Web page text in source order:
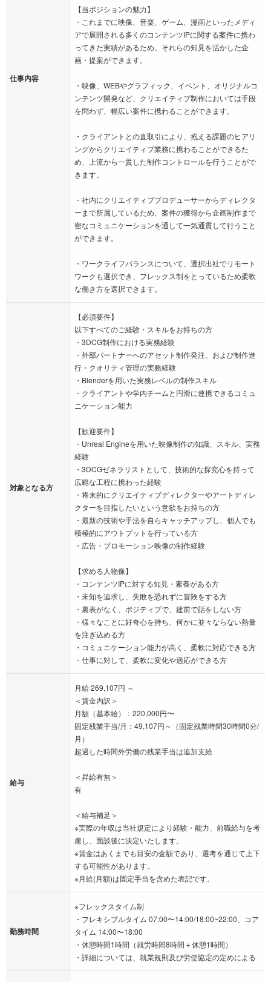
仕事内容
【当ポジションの魅力】
・これまでに映像、音楽、ゲーム、漫画といったメディ
アで展開される多くのコンテンツIPに関する案件に携わ
ってきた実績があるため、それらの知見を活かした企
画・提案ができます。
・映像、WEBやグラフィック、イベント、オリジナルコ
ンテンツ開発など、クリエイティブ制作においては手段
を問わず、幅広い案件に携わることができます。
・クライアントとの直取引により、抱える課題のヒアリ
ングからクリエイティブ業務に携わることができるた
め、上流から一貫した制作コントロールを行うことがで
きます。
・社内にクリエイティブプロデューサーからディレクタ
ーまで所属しているため、案件の獲得から企画制作まで
密なコミュニケーションを通して一気通貫して行うこと
ができます。
・ワークライフバランスについて、選択出社でリモート
ワークも選択でき、フレックス制をとっているため柔軟
な働き方を選択できます。
対象となる方
【必須要件】
以下すべてのご経験・スキルをお持ちの方
・3DCG制作における実務経験
・外部パートナーへのアセット制作発注、および制作進
行・クオリティ管理の実務経験
・Blenderを用いた実務レベルの制作スキル
・クライアントや学内チームと円滑に連携できるコミュ
ニケーション能力
【歓迎要件】
・Unreal Engineを用いた映像制作の知識、スキル、実務
経験
・3DCGゼネラリストとして、技術的な探究心を持って
広範な工程に携わった経験
・将来的にクリエイティブディレクターやアートディレ
クターを目指したいという意欲をお持ちの方
・最新の技術や手法を自らキャッチアップし、個人でも
積極的にアウトプットを行っている方
・広告・プロモーション映像の制作経験
【求める人物像】
・コンテンツIPに対する知見・素養がある方
・未知を追求し、失敗を恐れずに冒険をする方
・裏表がなく、ポジティブで、建前で話をしない方
・様々なことに好奇心を持ち、何かに並々ならない熱量
を注ぎ込める方
・コミュニケーション能力が高く、柔軟に対応できる方
・仕事に対して、柔軟に変化や適応ができる方
給与
月給 269,107円 ～
＜賃金内訳＞
月額（基本給）：220,000円〜
固定残業手当/月：49,107円～（固定残業時間30時間0分/
月）
超過した時間外労働の残業手当は追加支給
＜昇給有無＞
有
＜給与補足＞
※実際の年収は当社規定により経験・能力、前職給与を考
慮し、面談後に決定いたします。
※賃金はあくまでも目安の金額であり、選考を通じて上下
する可能性があります。
※月給(月額)は固定手当を含めた表記です。
勤務時間
※フレックスタイム制
・フレキシブルタイム 07:00〜14:00/18:00~22:00、コア
タイム 14:00〜18:00
・休憩時間1時間（就労時間8時間＋休憩1時間）
・詳細については、就業規則及び労使協定の定めによる